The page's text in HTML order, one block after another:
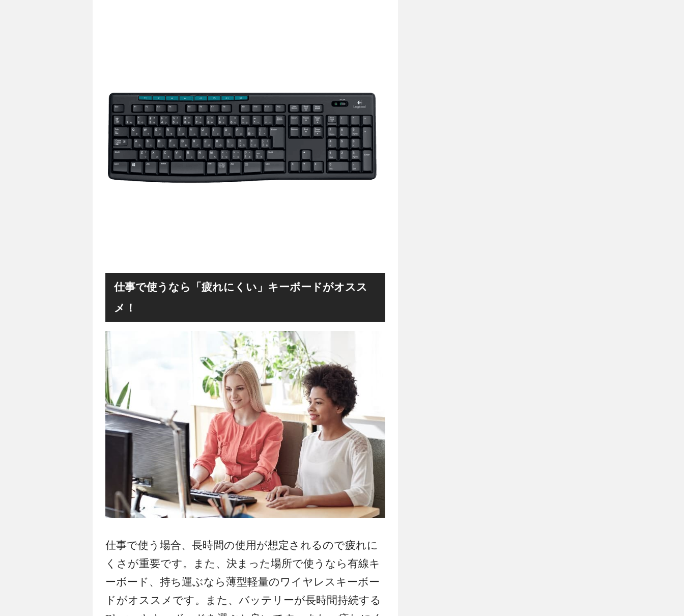
仕事で使うなら「疲れにくい」キーボードがオスス
メ！
仕事で使う場合、長時間の使用が想定されるので疲れに
くさが重要です。また、決まった場所で使うなら有線キ
ーボード、持ち運ぶなら薄型軽量のワイヤレスキーボー
ドがオススメです。また、バッテリーが長時間持続する